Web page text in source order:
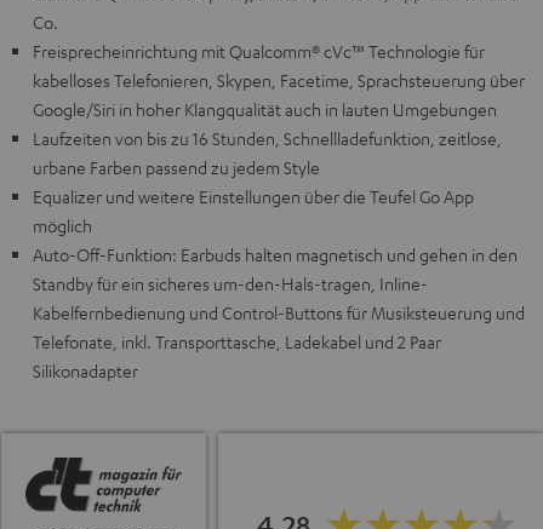
Co.
Freisprecheinrichtung mit Qualcomm® cVc™ Technologie für
kabelloses Telefonieren, Skypen, Facetime, Sprachsteuerung über
Google/Siri in hoher Klangqualität auch in lauten Umgebungen
Laufzeiten von bis zu 16 Stunden, Schnellladefunktion, zeitlose,
urbane Farben passend zu jedem Style
Equalizer und weitere Einstellungen über die Teufel Go App
möglich
Auto-Off-Funktion: Earbuds halten magnetisch und gehen in den
Standby für ein sicheres um-den-Hals-tragen, Inline-
Kabelfernbedienung und Control-Buttons für Musiksteuerung und
Telefonate, inkl. Transporttasche, Ladekabel und 2 Paar
Silikonadapter